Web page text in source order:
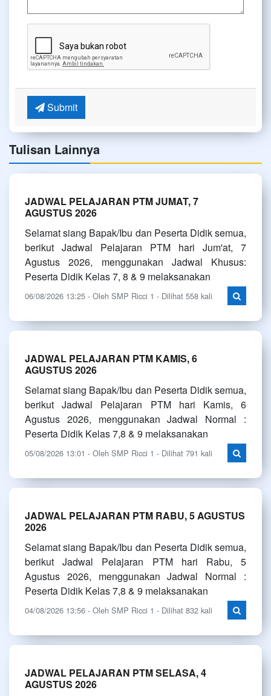
Submit
Tulisan Lainnya
JADWAL PELAJARAN PTM JUMAT, 7
AGUSTUS 2026
Selamat siang Bapak/Ibu dan Peserta Didik semua,
berikut Jadwal Pelajaran PTM hari Jum'at, 7
Agustus 2026, menggunakan Jadwal Khusus:
Peserta Didik Kelas 7, 8 & 9 melaksanakan
06/08/2026 13:25 - Oleh SMP Ricci 1 - Dilihat 558 kali
JADWAL PELAJARAN PTM KAMIS, 6
AGUSTUS 2026
Selamat siang Bapak/Ibu dan Peserta Didik semua,
berikut Jadwal Pelajaran PTM hari Kamis, 6
Agustus 2026, menggunakan Jadwal Normal :
Peserta Didik Kelas 7,8 & 9 melaksanakan
05/08/2026 13:01 - Oleh SMP Ricci 1 - Dilihat 791 kali
JADWAL PELAJARAN PTM RABU, 5 AGUSTUS
2026
Selamat siang Bapak/Ibu dan Peserta Didik semua,
berikut Jadwal Pelajaran PTM hari Rabu, 5
Agustus 2026, menggunakan Jadwal Normal :
Peserta Didik Kelas 7,8 & 9 melaksanakan
04/08/2026 13:56 - Oleh SMP Ricci 1 - Dilihat 832 kali
JADWAL PELAJARAN PTM SELASA, 4
AGUSTUS 2026